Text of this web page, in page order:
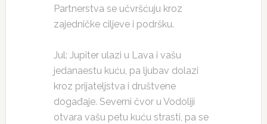
Partnerstva se učvršćuju kroz
zajedničke ciljeve i podršku.
Jul: Jupiter ulazi u Lava i vašu
jedanaestu kuću, pa ljubav dolazi
kroz prijateljstva i društvene
događaje. Severni čvor u Vodoliji
otvara vašu petu kuću strasti, pa se